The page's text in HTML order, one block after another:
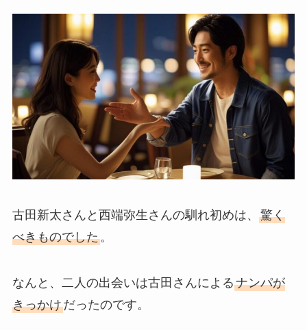
古田新太さんと西端弥生さんの馴れ初めは、 驚く
べきものでした。
なんと、二人の出会いは古田さんによるナンパが
きっかけだったのです。